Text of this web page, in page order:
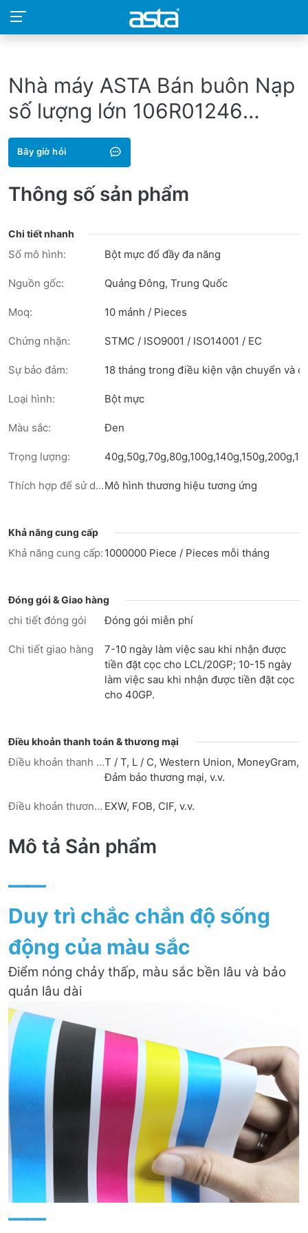
Nhà máy ASTA Bán buôn Nạp
số lượng lớn 106R01246
CWAA0716 106R01245
CWAA0715 Bột mực tương
thích cho Xerox P3428
Bây giờ hỏi
Thông số sản phẩm
Chi tiết nhanh
Số mô hình: Bột mực đổ đầy đa năng
Nguồn gốc: Quảng Đông, Trung Quốc
Moq: 10 mảnh / Pieces
Chứng nhận: STMC / ISO9001 / ISO14001 / EC
Sự bảo đảm: 18 tháng trong điều kiện vận chuyển và
Loại hình: Bột mực
Màu sắc: Đen
Trọng lượng:
Thích hợp để sử dụng trong:Mô hình thương hiệu tương ứng
Khả năng cung cấp
Khả năng cung cấp: 1000000 Piece / Pieces mỗi tháng
Đóng gói & Giao hàng
chi tiết đóng gói Đóng gói miễn phí
Chi tiết giao hàng
7-10 ngày làm việc sau khi nhận được
tiền đặt cọc cho LCL/20GP; 10-15 ngày
làm việc sau khi nhận được tiền đặt cọc
cho 40GP.
Điều khoản thanh toán & thương mại
Điều khoản thanh toánT / T, L / C, Western Union, MoneyGram,
Đảm bảo thương mại, v.v.
Điều khoản thương mại EXW, FOB, CIF, v.v.
Mô tả Sản phẩm
——
Duy trì chắc chắn độ sống
động của màu sắc
Điểm nóng chảy thấp, màu sắc bền lâu và bảo
quản lâu dài
——